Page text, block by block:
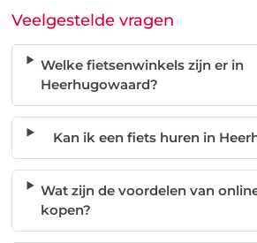
Veelgestelde vragen
Welke fietsenwinkels zijn er in
Heerhugowaard?
Kan ik een fiets huren in
Wat zijn de voordelen van
kopen?